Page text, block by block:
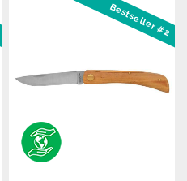
Bestseller #2